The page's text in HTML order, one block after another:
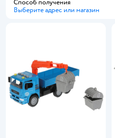
Способ получения
Выберите адрес или магазин